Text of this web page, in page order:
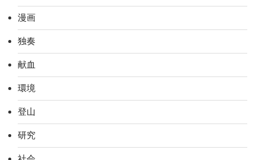
漫画
独奏
献血
環境
登山
研究